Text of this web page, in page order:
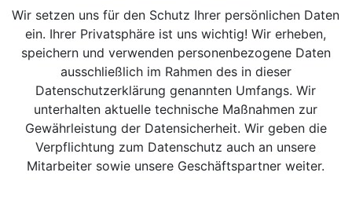
Wir setzen uns für den Schutz Ihrer persönlichen Daten
ein. Ihrer Privatsphäre ist uns wichtig! Wir erheben,
speichern und verwenden personenbezogene Daten
ausschließlich im Rahmen des in dieser
Datenschutzerklärung genannten Umfangs. Wir
unterhalten aktuelle technische Maßnahmen zur
Gewährleistung der Datensicherheit. Wir geben die
Verpflichtung zum Datenschutz auch an unsere
Mitarbeiter sowie unsere Geschäftspartner weiter.